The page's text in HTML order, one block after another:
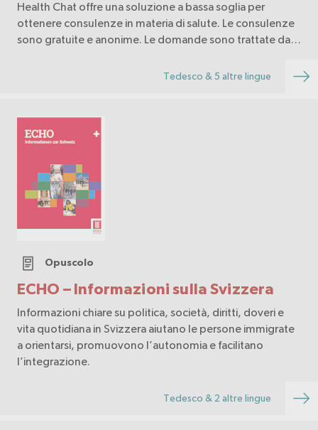
Health Chat offre una soluzione a bassa soglia per
ottenere consulenze in materia di salute. Le consulenze
sono gratuite e anonime. Le domande sono trattate da
Tedesco & 5 altre lingue
ECHO – Informazioni sulla Svizzera
Opuscolo
Informazioni chiare su politica, società, diritti, doveri e
vita quotidiana in Svizzera aiutano le persone immigrate
a orientarsi, promuovono l’autonomia e facilitano
l’integrazione.
Tedesco & 2 altre lingue